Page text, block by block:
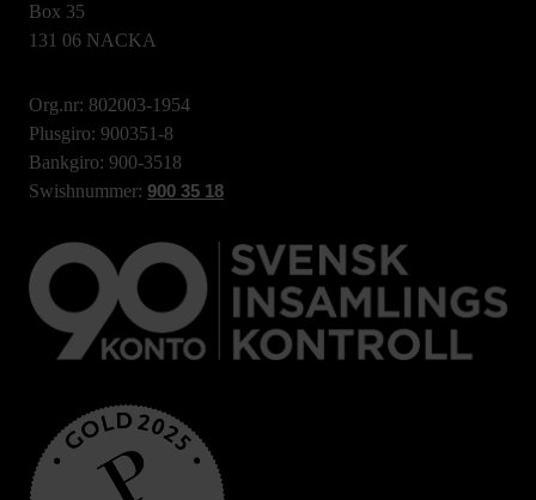
Box 35
131 06 NACKA
Org.nr: 802003-1954
Plusgiro: 900351-8
Bankgiro: 900-3518
Swishnummer: 900 35 18